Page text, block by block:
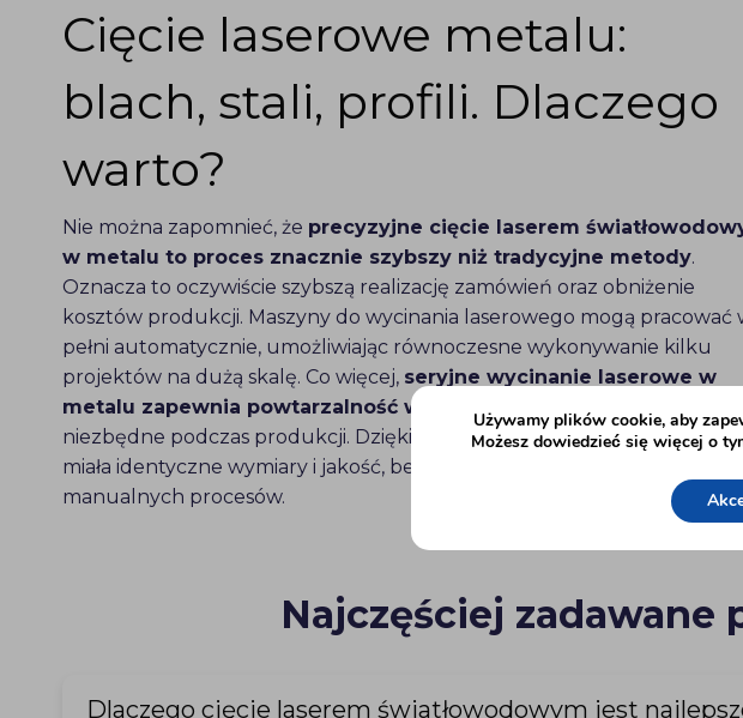
Cięcie laserowe metalu:
blach, stali, profili. Dlaczego
warto?
Nie można zapomnieć, że precyzyjne cięcie laserem
w metalu to proces znacznie szybszy niż tradycyjne metody.
Oznacza to oczywiście szybszą realizację zamówień oraz obniżenie
kosztów produkcji. Maszyny do wycinania laserowego mogą pracować
pełni automatycznie, umożliwiając równoczesne wykonywanie kilku
projektów na dużą skalę. Co więcej, seryjne wycinanie laserowe w
metalu zapewnia powtarzalność wysokiej jakości elementów,
niezbędne podczas produkcji. Dzięki temu każda seria elementów
miała identyczne wymiary i jakość, bez odchyleń wynikających z
manualnych procesów.
Najczęściej zadawane
Dlaczego cięcie laserem światłowodowym jest
Używamy plików cookie, aby
Możesz dowiedzieć się więcej o